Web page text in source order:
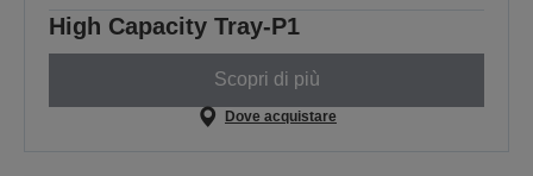
High Capacity Tray-P1
Scopri di più
Dove acquistare